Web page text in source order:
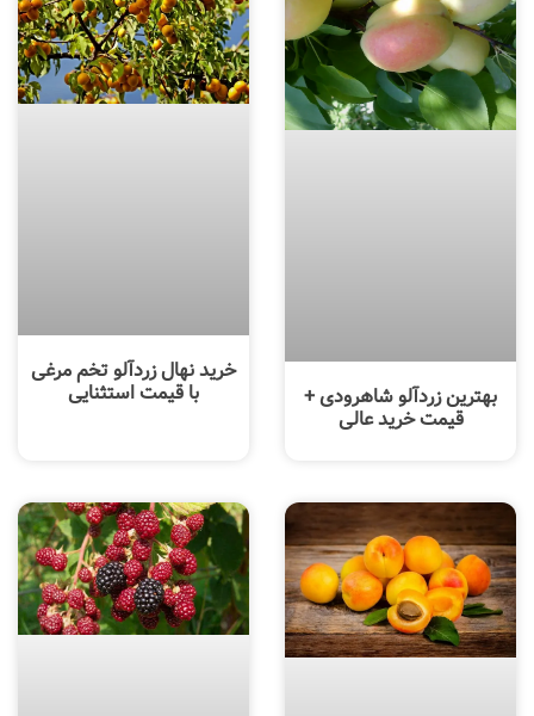
بهترین زردآلو شاهرودی +
قیمت خرید عالی
خرید نهال زردآلو تخم مرغی
با قیمت استثنایی